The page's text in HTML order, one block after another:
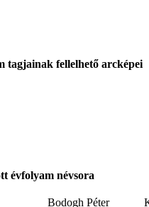
tagjainak fellelhető arcképei
évfolyam névsora
Bodogh Péter